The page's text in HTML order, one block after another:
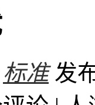
标准 发